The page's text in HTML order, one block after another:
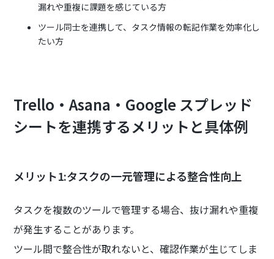
漏れや重複に課題を感じている方
ツール同士を連携して、タスク情報の転記作業を効率化し
たい方
Trello・Asana・Google スプレッド
シートを連携するメリットと具体例
メリット1:タスクの一元管理による整合性向上
タスクを複数のツールで管理する場合、抜け漏れや重複
が発生することがあります。
ツール間で整合性が取れないと、確認作業が生じてしま